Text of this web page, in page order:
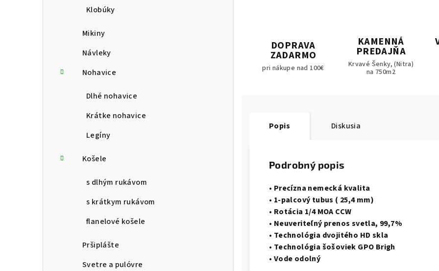
Klobúky
Mikiny
Návleky
Nohavice
Dlhé nohavice
Krátke nohavice
Legíny
Košele
s dlhým rukávom
s krátkym rukávom
flanelové košele
Pršiplášte
Svetre a pulóvre
DOPRAVA
ZADARMO
pri nákupe nad 100€
KAMENNÁ
PREDAJŇA
Krvavé Šenky, (Nitra)
na 750m2
Popis Diskusia
Podrobný popis
• Precízna nemecká kvalita
• 1-palcový tubus ( 25,4 mm)
• Rotácia 1/4 MOA CCW
• Neuveriteľný prenos svetla, 99,7%
• Technológia dvojitého HD skla
• Technológia šošoviek GPO Brigh
• Vode odolný